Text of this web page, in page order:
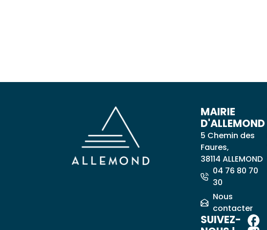
MAIRIE
D'ALLEMOND
5 Chemin des
Faures,
38114 ALLEMOND
04 76 80 70
30
Nous
contacter
SUIVEZ-